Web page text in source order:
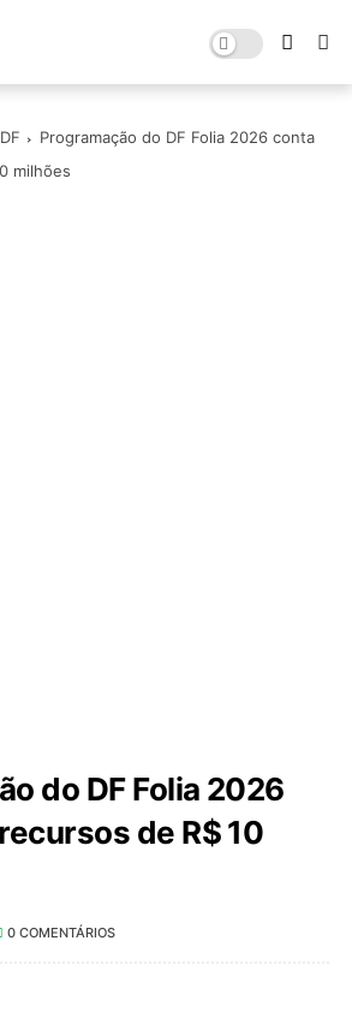
Programação do DF Folia 2026 conta
milhões
do DF Folia 2026
de R$ 10
0 COMENTÁRIOS